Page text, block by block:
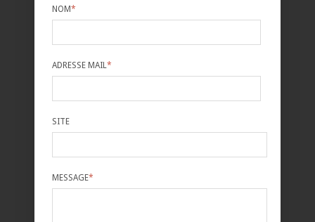
NOM*
ADRESSE MAIL *
SITE
MESSAGE*